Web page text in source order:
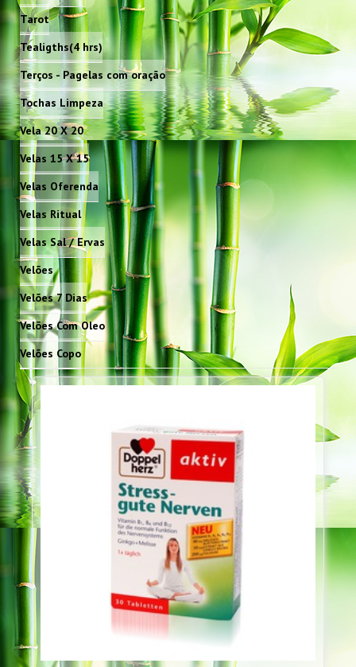
Tarot
Tealigths(4 hrs)
Terços - Pagelas com oração
Tochas Limpeza
Vela 20 X 20
Velas 15 X 15
Velas Oferenda
Velas Ritual
Velas Sal / Ervas
Velões
Velões 7 Dias
Velões Com Oleo
Velões Copo